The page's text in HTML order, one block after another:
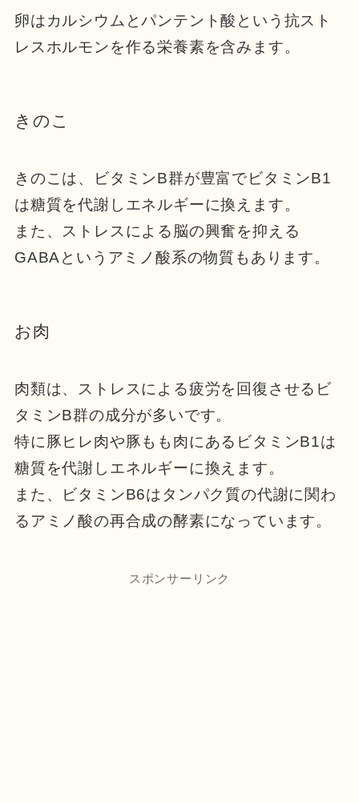
卵はカルシウムとパンテント酸という抗スト
レスホルモンを作る栄養素を含みます。
きのこ
きのこは、ビタミンB群が豊富でビタミンB1
は糖質を代謝しエネルギーに換えます。
また、ストレスによる脳の興奮を抑える
GABAというアミノ酸系の物質もあります。
お肉
肉類は、ストレスによる疲労を回復させるビ
タミンB群の成分が多いです。
特に豚ヒレ肉や豚もも肉にある ビタミンB1は
糖質を代謝しエネルギーに換えます。
また、ビタミンB6はタンパク質の代謝に関わ
るアミノ酸の再合成の酵素になっています。
スポンサーリンク